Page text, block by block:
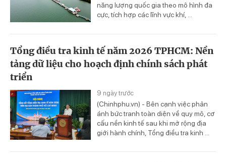
năng lượng quốc gia theo mô hình đa
cực, tích hợp các lĩnh vực khí, ...
Tổng điều tra kinh tế năm 2026 TPHCM: Nền
tảng dữ liệu cho hoạch định chính sách phát
triển
9 ngày trước
(Chinhphu.vn) - Bên cạnh việc phản
ánh bức tranh toàn diện về quy mô, cơ
cấu nền kinh tế sau khi mở rộng địa
giới hành chính, Tổng điều tra kinh ...